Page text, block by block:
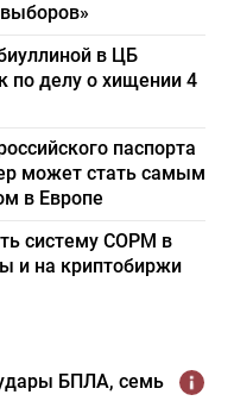
в ЦБ
по делу о хищении 4
паспорта
может стать самым
в Европе
систему СОРМ в
и на криптобиржи